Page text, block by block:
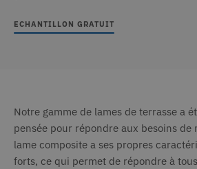
ECHANTILLON GRATUIT
Notre gamme de lames de terrasse a
pensée pour répondre aux besoins de
lame composite a ses propres
forts, ce qui permet de répondre à